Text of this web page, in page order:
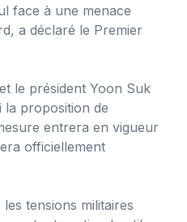
face à une menace
a déclaré le Premier
le président Yoon Suk
proposition de
entrera en vigueur
officiellement
tensions militaires